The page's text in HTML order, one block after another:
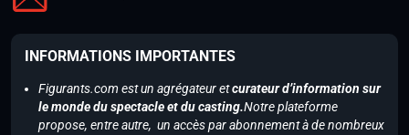
INFORMATIONS IMPORTANTES
Figurants.com est un agrégateur etcurateur d’information sur
le monde du spectacle et du casting.Notre plateforme
propose, entre autre, un accès par abonnement à de nombreux